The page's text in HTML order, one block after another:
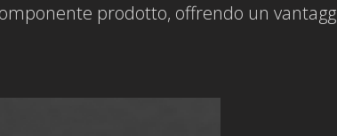
prodotto, offrendo un